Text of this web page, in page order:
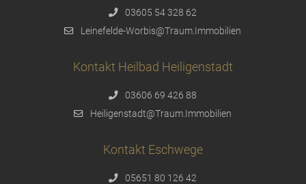
03605 54 328 62
Leinefelde-Worbis@Traum.Immobilien
Kontakt Heilbad Heiligenstadt
03606 69 426 88
Heiligenstadt@Traum.Immobilien
Kontakt Eschwege
05651 80 126 42